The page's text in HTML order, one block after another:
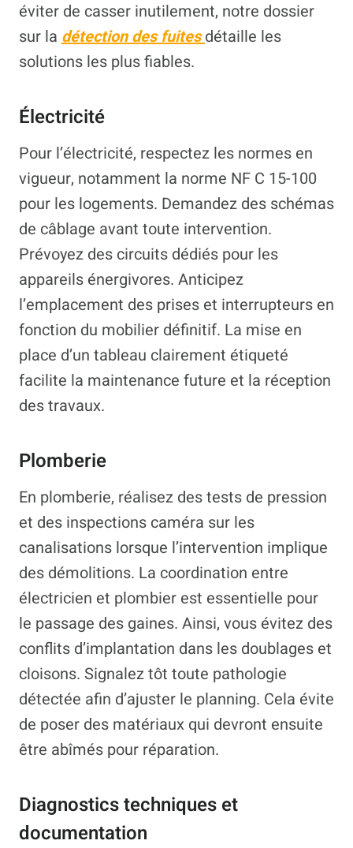
éviter de casser inutilement, notre dossier
sur la détection des fuitesdétaille les
solutions les plus fiables.
Électricité
Pour l’électricité, respectez les normes en
vigueur, notamment la norme NF C 15-100
pour les logements. Demandez des schémas
de câblage avant toute intervention.
Prévoyez des circuits dédiés pour les
appareils énergivores. Anticipez
l’emplacement des prises et interrupteurs en
fonction du mobilier définitif. La mise en
place d’un tableau clairement étiqueté
facilite la maintenance future et la réception
des travaux.
Plomberie
En plomberie, réalisez des tests de pression
et des inspections caméra sur les
canalisations lorsque l’intervention implique
des démolitions. La coordination entre
électricien et plombier est essentielle pour
le passage des gaines. Ainsi, vous évitez des
conflits d’implantation dans les doublages et
cloisons. Signalez tôt toute pathologie
détectée afin d’ajuster le planning. Cela évite
de poser des matériaux qui devront ensuite
être abîmés pour réparation.
Diagnostics techniques et
documentation